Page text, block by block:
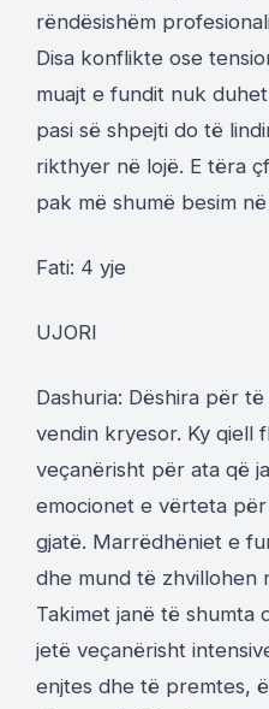
rëndësishëm
Disa konflikte ose
muajt e fundit nuk
pasi së shpejti do të
rikthyer në lojë. E tëra
pak më shumë besim
Fati: 4 yje
UJORI
Dashuria: Dëshira për
vendin kryesor. Ky qiell
veçanërisht për ata që
emocionet e vërteta
gjatë. Marrëdhëniet e
dhe mund të zhvillohen
Takimet janë të shumta
jetë veçanërisht
enjtes dhe të premtes,